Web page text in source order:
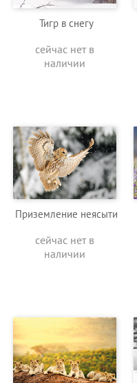
Тигр в снегу
сейчас нет в
наличии
Приземление неясыти
сейчас нет в
наличии